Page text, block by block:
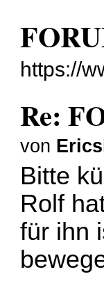
https://
Re:
von
Bitte
Rolf
für ihn